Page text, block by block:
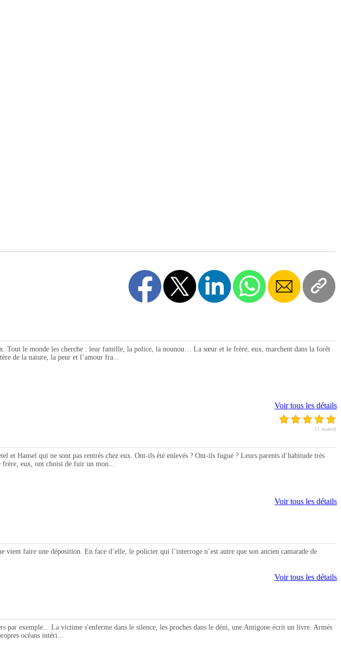
Tout le monde les cherche : leur famille, la police, la nounou… La sœur et le frère, eux, marchent dans la forêt
de la nature, la peur et l’amour fra...
Voir tous les détails
(1 notes)
Hansel qui ne sont pas rentrés chez eux. Ont-ils été enlevés ? Ont-ils fugué ? Leurs parents d’habitude très
frère, eux, ont choisi de fuir un mon...
Voir tous les détails
faire une déposition. En face d’elle, le policier qui l’interroge n’est autre que son ancien camarade de
Voir tous les détails
exemple... La victime s'enferme dans le silence, les proches dans le déni, une Antigone écrit un livre. Armés
océans intéri...